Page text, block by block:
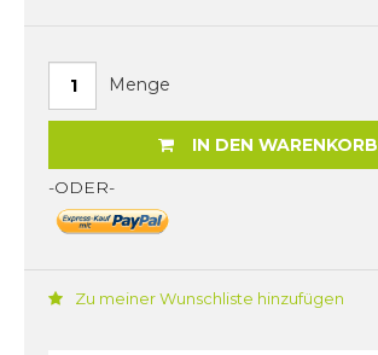
Menge
IN DEN WARENKORB
-ODER-
Zu meiner Wunschliste hinzufügen